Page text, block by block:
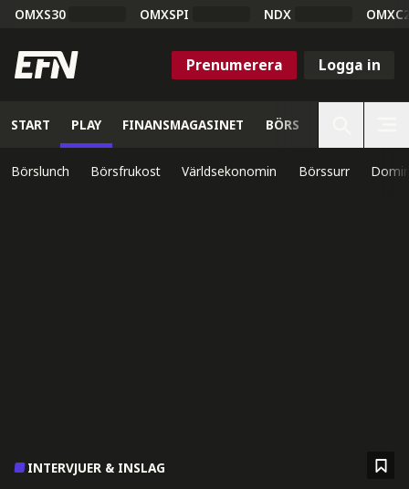
OMXS30 OMXSPI NDX
Prenumerera Logga in
START PLAY FINANSMAGASINET BÖRS
Börslunch Börsfrukost Världsekonomin Börssurr
INTERVJUER & INSLAG